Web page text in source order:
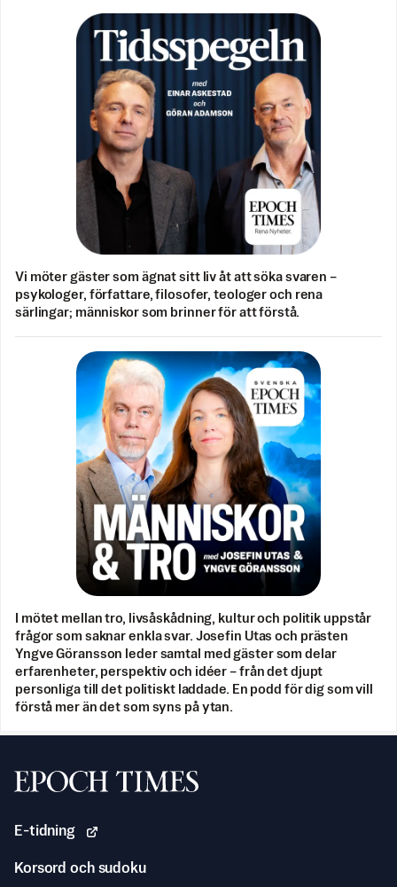
Vi möter gäster som ägnat sitt liv åt att söka svaren –
psykologer, författare, filosofer, teologer och rena
särlingar; människor som brinner för att förstå.
I mötet mellan tro, livsåskådning, kultur och politik uppstår
frågor som saknar enkla svar. Josefin Utas och prästen
Yngve Göransson leder samtal med gäster som delar
erfarenheter, perspektiv och idéer – från det djupt
personliga till det politiskt laddade. En podd för dig som vill
förstå mer än det som syns på ytan.
Svenska Epoch Times
E-tidning
Korsord och sudoku